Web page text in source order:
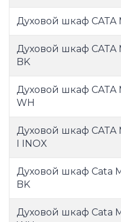
Духовой шкаф CATA
Духовой шкаф CATA
BK
Духовой шкаф CATA
WH
Духовой шкаф CATA
I INOX
Духовой шкаф Cata
BK
Духовой шкаф Cata